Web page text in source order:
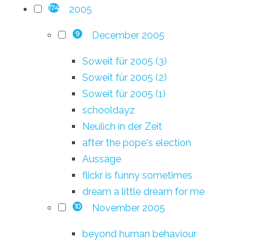
174 2005
9 December 2005
Soweit für 2005 (3)
Soweit für 2005 (2)
Soweit für 2005 (1)
schooldayz
Neulich in der Zeit
after the pope's election
Aussage
flickr is funny sometimes
dream a little dream for me
10 November 2005
beyond human behaviour